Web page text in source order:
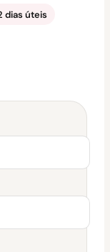
dias úteis